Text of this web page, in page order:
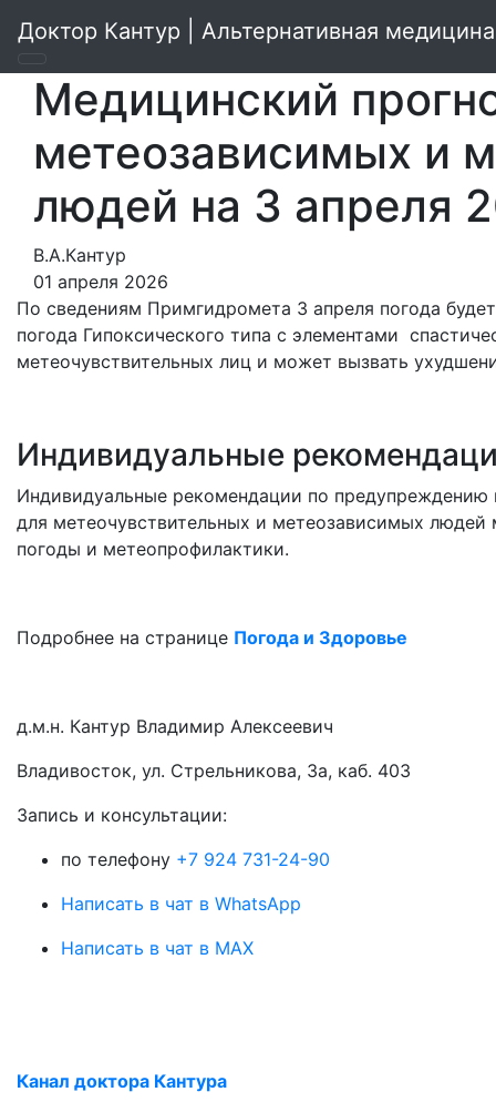
Доктор Кантур | Альтернативная медицина
Медицинский
метеозависимых и
людей на 3 апреля
В.А.Кантур
01 апреля 2026
По сведениям Примгидромета 3 апреля погода
погода Гипоксического типа с элементами
метеочувствительных лиц и может вызвать
Индивидуальные
Индивидуальные рекомендации по предупреждению
для метеочувствительных и метеозависимых
погоды и метеопрофилактики.
Подробнее на странице Погода и Здоровье
д.м.н. Кантур Владимир Алексеевич
Владивосток, ул. Стрельникова, 3а, каб. 403
3апись и консультации:
по телефону +7 924 731-24-90
Написать в чат в WhatsApp
Написать в чат в MAX
Канал доктора Кантура